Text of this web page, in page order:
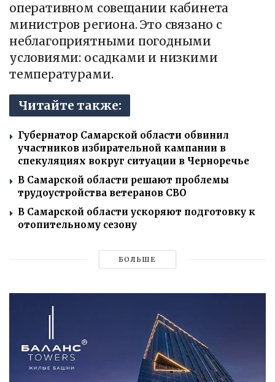
оперативном совещании кабинета
министров региона. Это связано с
неблагоприятными погодными
условиями: осадками и низкими
температурами.
Читайте также:
Губернатор Самарской области обвинил
участников избирательной кампании в
спекуляциях вокруг ситуации в Черноречье
В Самарской области решают проблемы
трудоустройства ветеранов СВО
В Самарской области ускоряют подготовку к
отопительному сезону
БОЛЬШЕ